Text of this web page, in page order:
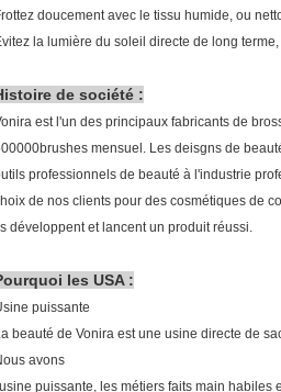
doucement avec le tissu humide, ou
la lumière du soleil directe de long
de société :
est l'un des principaux fabricants de
mensuel. Les deisgns de
professionnels de beauté à l'industrie
de nos clients pour des cosmétiques de
développent et lancent un produit réussi.
les USA :
puissante
beauté de Vonira est une usine directe de
avons
puissante, les métiers faits main